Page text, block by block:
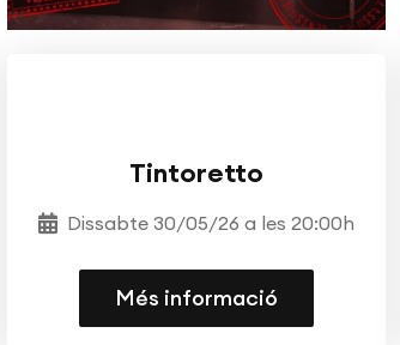
Tintoretto
Dissabte 30/05/26 a les 20:00h
Més informació